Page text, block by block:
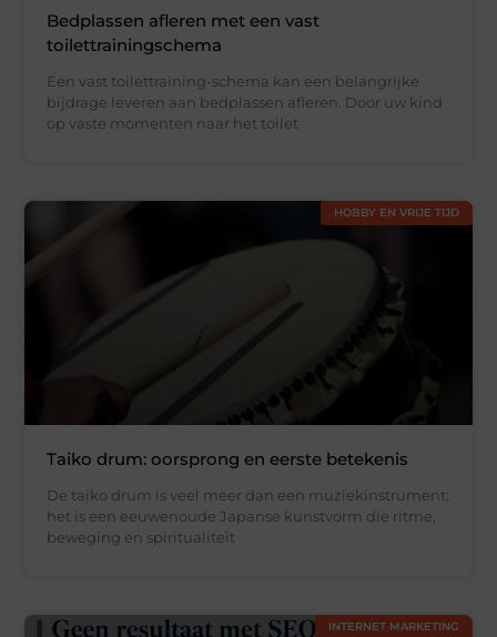
Bedplassen afleren met een vast
toilettrainingschema
Een vast toilettraining-schema kan een belangrijke
bijdrage leveren aan bedplassen afleren. Door uw kind
op vaste momenten naar het toilet
HOBBY EN VRIJE TIJD
Taiko drum: oorsprong en eerste betekenis
De taiko drum is veel meer dan een muziekinstrument;
het is een eeuwenoude Japanse kunstvorm die ritme,
beweging en spiritualiteit
INTERNET MARKETING